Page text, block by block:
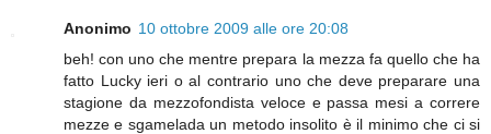
Anonimo 10 ottobre 2009 alle ore 20:08
beh! con uno che mentre prepara la mezza fa quello che ha
fatto Lucky ieri o al contrario uno che deve preparare una
stagione da mezzofondista veloce e passa mesi a correre
mezze e sgamelada un metodo insolito è il minimo che ci si